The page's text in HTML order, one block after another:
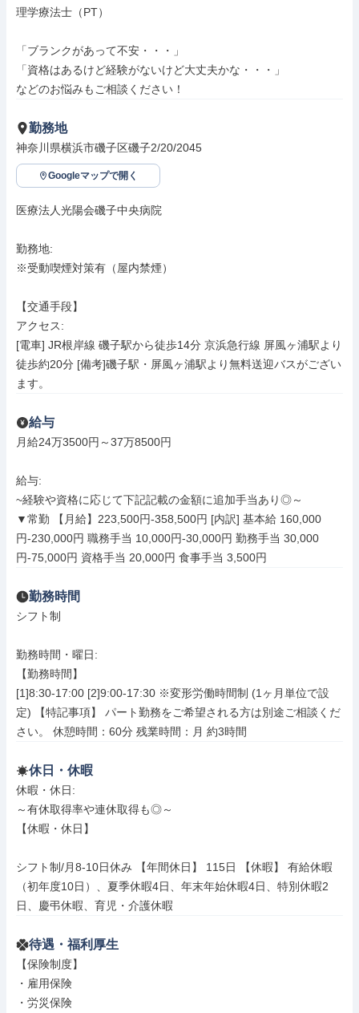
理学療法士（PT）
「ブランクがあって不安・・・」
「資格はあるけど経験がないけど大丈夫かな・・・」
などのお悩みもご相談ください！
勤務地
神奈川県横浜市磯子区磯子2/20/2045
Googleマップで開く
医療法人光陽会磯子中央病院
勤務地:
※受動喫煙対策有（屋内禁煙）
【交通手段】
アクセス:
[電車] JR根岸線 磯子駅から徒歩14分 京浜急行線 屏風ヶ浦駅より
徒歩約20分 [備考]磯子駅・屏風ヶ浦駅より無料送迎バスがござい
ます。
給与
月給24万3500円～37万8500円
給与:
~経験や資格に応じて下記記載の金額に追加手当あり◎～
▼常勤 【月給】223,500円-358,500円 [内訳] 基本給 160,000
円-230,000円 職務手当 10,000円-30,000円 勤務手当 30,000
円-75,000円 資格手当 20,000円 食事手当 3,500円
勤務時間
シフト制
勤務時間・曜日:
【勤務時間】
[1]8:30-17:00 [2]9:00-17:30 ※変形労働時間制 (1ヶ月単位で設
定) 【特記事項】 パート勤務をご希望される方は別途ご相談くだ
さい。 休憩時間：60分 残業時間：月 約3時間
休日・休暇
休暇・休日:
～有休取得率や連休取得も◎～
【休暇・休日】
シフト制/月8-10日休み 【年間休日】 115日 【休暇】 有給休暇
（初年度10日）、夏季休暇4日、年末年始休暇4日、特別休暇2
日、慶弔休暇、育児・介護休暇
待遇・福利厚生
【保険制度】
・雇用保険
・労災保険